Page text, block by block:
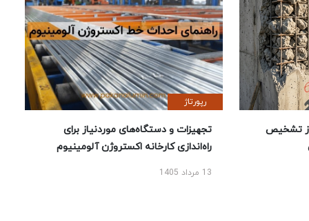
تشخیص
رپورتاژ
تجهیزات و دستگاه‌های موردنیاز برای
راه‌اندازی کارخانه اکستروژن آلومینیوم
13 مرداد 1405